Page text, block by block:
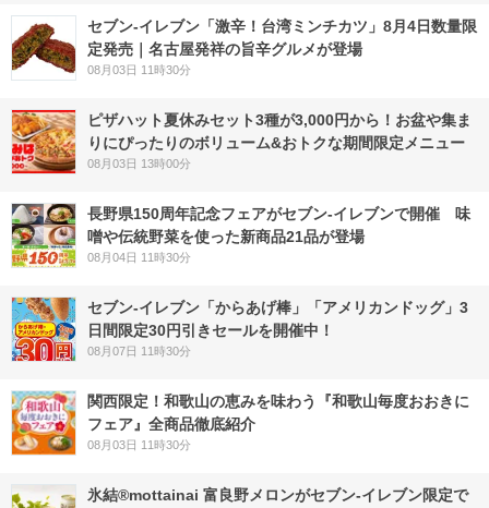
セブン-イレブン「激辛！台湾ミンチカツ」8月4日数量限
定発売｜名古屋発祥の旨辛グルメが登場
08月03日 11時30分
ピザハット夏休みセット3種が3,000円から！お盆や集ま
りにぴったりのボリューム&おトクな期間限定メニュー
08月03日 13時00分
長野県150周年記念フェアがセブン-イレブンで開催 味
噌や伝統野菜を使った新商品21品が登場
08月04日 11時30分
セブン‐イレブン「からあげ棒」「アメリカンドッグ」3
日間限定30円引きセールを開催中！
08月07日 11時30分
関西限定！和歌山の恵みを味わう『和歌山毎度おおきに
フェア』全商品徹底紹介
08月03日 11時30分
氷結®mottainai 富良野メロンがセブン‐イレブン限定で